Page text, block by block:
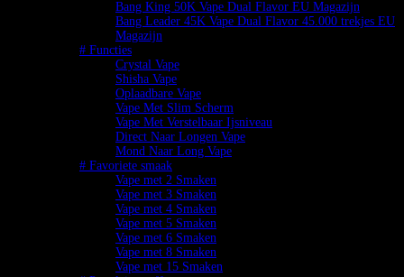
Bang King 50K Vape Dual Flavor EU Magazijn
Bang Leader 45K Vape Dual Flavor 45.000 trekjes EU
Magazijn
# Functies
Crystal Vape
Shisha Vape
Oplaadbare Vape
Vape Met Slim Scherm
Vape Met Verstelbaar Ijsniveau
Direct Naar Longen Vape
Mond Naar Long Vape
# Favoriete smaak
Vape met 2 Smaken
Vape met 3 Smaken
Vape met 4 Smaken
Vape met 5 Smaken
Vape met 6 Smaken
Vape met 8 Smaken
Vape met 15 Smaken